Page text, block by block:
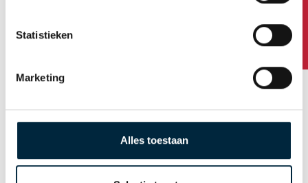
Statistieken
Marketing
Alles toestaan